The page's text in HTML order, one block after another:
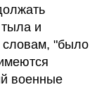
и
словам, "было
военные